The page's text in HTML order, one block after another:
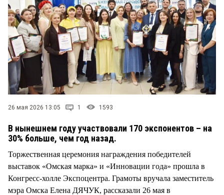
26 мая 2026 13:05 1 1593
В нынешнем году участвовали 170 экспонентов – на
30% больше, чем год назад.
Торжественная церемония награждения победителей
выставок «Омская марка» и «Инновации года» прошла в
Конгресс-холле Экспоцентра. Грамоты вручала заместитель
мэра Омска Елена ДЯЧУК, рассказали 26 мая в